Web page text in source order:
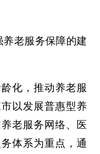
养老服务保障的建
化，推动养老服
以发展普惠型养
老服务网络、医
体系为重点，通